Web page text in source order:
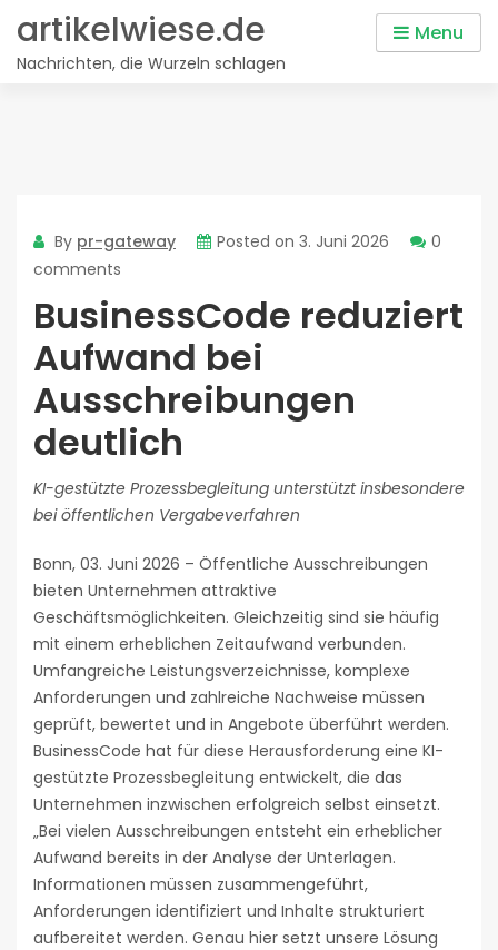
content
artikelwiese.de
Nachrichten, die Wurzeln schlagen
Menu
By pr-gateway Posted on 3. Juni 2026
0
comments
BusinessCode reduziert
Aufwand bei
Ausschreibungen
deutlich
KI-gestützte Prozessbegleitung unterstützt insbesondere
bei öffentlichen Vergabeverfahren
Bonn, 03. Juni 2026 – Öffentliche Ausschreibungen
bieten Unternehmen attraktive
Geschäftsmöglichkeiten. Gleichzeitig sind sie häufig
mit einem erheblichen Zeitaufwand verbunden.
Umfangreiche Leistungsverzeichnisse, komplexe
Anforderungen und zahlreiche Nachweise müssen
geprüft, bewertet und in Angebote überführt werden.
BusinessCode hat für diese Herausforderung eine KI-
gestützte Prozessbegleitung entwickelt, die das
Unternehmen inzwischen erfolgreich selbst einsetzt.
„Bei vielen Ausschreibungen entsteht ein erheblicher
Aufwand bereits in der Analyse der Unterlagen.
Informationen müssen zusammengeführt,
Anforderungen identifiziert und Inhalte strukturiert
aufbereitet werden. Genau hier setzt unsere Lösung